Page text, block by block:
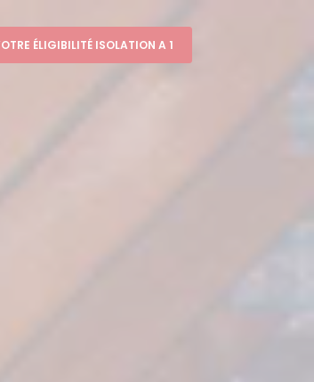
ÉLIGIBILITÉ ISOLATION A 1